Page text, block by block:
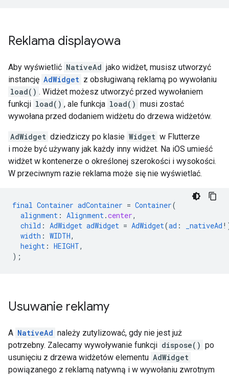
Reklama displayowa
Aby wyświetlić NativeAd jako widżet, musisz utworzyć
instancję AdWidget z obsługiwaną reklamą po wywołaniu
load() . Widżet możesz utworzyć przed wywołaniem
funkcji load() , ale funkcja load() musi zostać
wywołana przed dodaniem widżetu do drzewa widżetów.
AdWidget dziedziczy po klasie Widget w Flutterze
i może być używany jak każdy inny widżet. Na iOS umieść
widżet w kontenerze o określonej szerokości i wysokości.
W przeciwnym razie reklama może się nie wyświetlać.
final Container adContainer = Container(
alignment : Alignment.center,
child : AdWidget adWidget = AdWidget(ad : _nativeAd
width : WIDTH,
height : HEIGHT,
);
Usuwanie reklamy
A NativeAd należy zutylizować, gdy nie jest już
potrzebny. Zalecamy wywoływanie funkcji dispose() po
usunięciu z drzewa widżetów elementu AdWidget
powiązanego z reklamą natywną i w wywołaniu zwrotnym